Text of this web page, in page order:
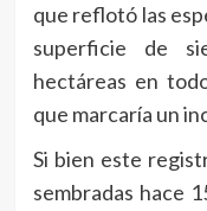
que reflotó las
superficie de
hectáreas en
que marcaría un
Si bien este
sembradas hace